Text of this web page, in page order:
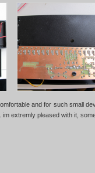
and for such small
extremly pleased with it,